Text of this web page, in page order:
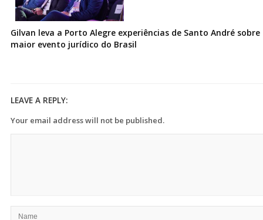
Gilvan leva a Porto Alegre experiências de Santo André
maior evento jurídico do Brasil
LEAVE A REPLY:
Your email address will not be published.